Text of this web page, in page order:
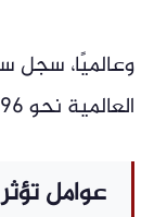
وعالميًا، سجل
العالمية نحو 4096 دولارًا.
عوامل